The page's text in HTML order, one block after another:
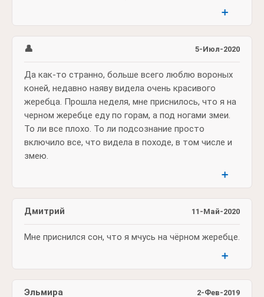
➕
5-Июл-2020
👤
Да как-то странно, больше всего люблю вороных
коней, недавно наяву видела очень красивого
жеребца. Прошла неделя, мне приснилось, что я на
черном жеребце еду по горам, а под ногами змеи.
То ли все плохо. То ли подсознание просто
включило все, что видела в походе, в том числе и
змею.
➕
11-Май-2020
Дмитрий
Мне приснился сон, что я мчусь на чёрном жеребце.
➕
2-Фев-2019
Эльмира